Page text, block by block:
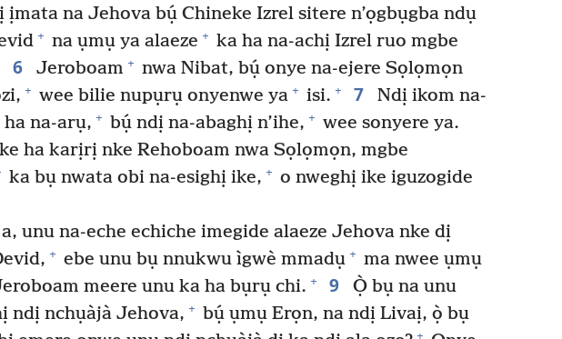
ịmata na Jehova bụ́ Chineke Izrel sitere n’ọgbụgba ndụ
+ na ụmụ ya alaeze + ka ha na-achị Izrel ruo mgbe
6 Jeroboam + nwa Nibat, bụ́ onye na-ejere Sọlọmọn
+ wee bilie nupụrụ onyenwe ya + isi. + 7
Ndị ikom na-
na-arụ, + bụ́ ndị na-abaghị n’ihe, + wee sonyere ya.
ha karịrị nke Rehoboam nwa Sọlọmọn, mgbe
ka bụ nwata obi na-esighị ike, + o nweghị ike iguzogide
a, unu na-eche echiche imegide alaeze Jehova nke dị
+ ebe unu bụ nnukwu ìgwè mmadụ + ma nwee ụmụ
meere unu ka ha bụrụ chi. + 9
Ọ̀ bụ na unu
ndị nchụàjà Jehova, + bụ́ ụmụ Erọn, na ndị Livaị, ọ̀ bụ
+